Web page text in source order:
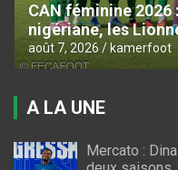
CAN féminine
nigériane, les
août 7, 2026 kamerfoot
A LA UNE
Mercato :